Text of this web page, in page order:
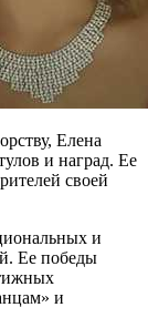
Елена
и наград. Ее
своей
и
Ее победы
и